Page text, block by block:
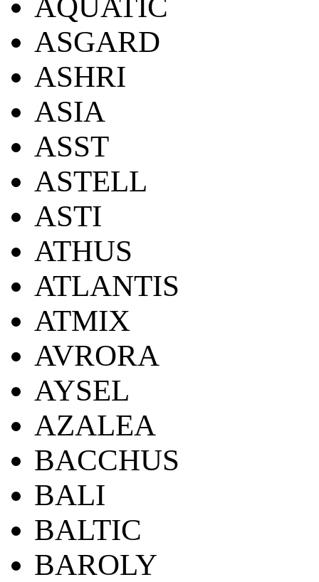
AQUATIC
ASGARD
ASHRI
ASIA
ASST
ASTELL
ASTI
ATHUS
ATLANTIS
ATMIX
AVRORA
AYSEL
AZALEA
BACCHUS
BALI
BALTIC
BAROLY